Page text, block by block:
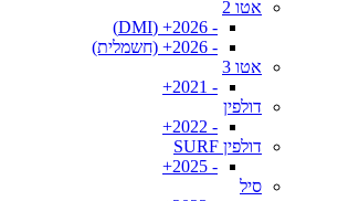
אטו 2
- 2026+ (DMI)
- 2026+ (חשמלית)
אטו 3
- 2021+
דולפין
- 2022+
דולפין SURF
- 2025+
סיל